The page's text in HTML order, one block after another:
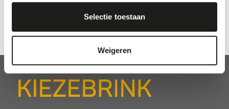
Selectie toestaan
Weigeren